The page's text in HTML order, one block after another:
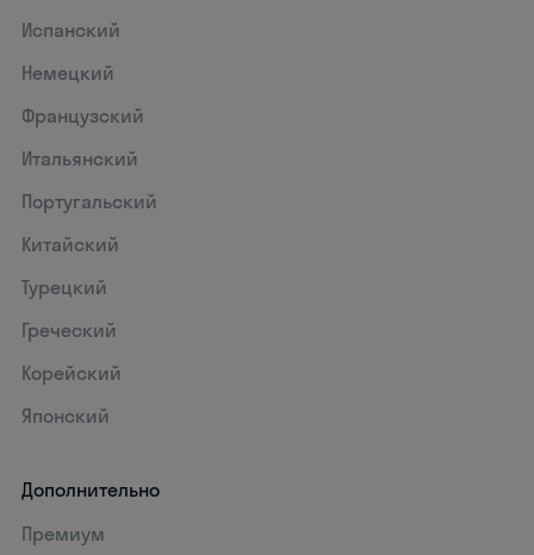
Испанский
Немецкий
Французский
Итальянский
Португальский
Китайский
Турецкий
Греческий
Корейский
Японский
Дополнительно
Премиум